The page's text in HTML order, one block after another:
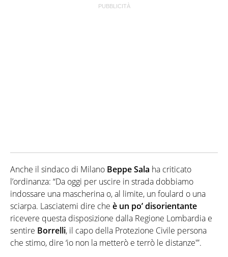
Anche il sindaco di Milano Beppe Sala ha criticato
l’ordinanza: “Da oggi per uscire in strada dobbiamo
indossare una mascherina o, al limite, un foulard o una
sciarpa. Lasciatemi dire che è un po’ disorientante
ricevere questa disposizione dalla Regione Lombardia e
sentire Borrelli, il capo della Protezione Civile persona
che stimo, dire ‘io non la metterò e terrò le distanze'”.